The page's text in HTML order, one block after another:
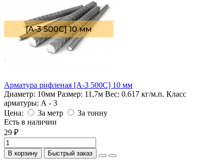
Арматура рифленая [А-3 500С] 10 мм
Диаметр: 10мм Размер: 11,7м Вес: 0.617 кг/м.п. Класс
арматуры: А - 3
Цена:
За метр
За тонну
Есть в наличии
29 ₽
В корзину Быстрый заказ